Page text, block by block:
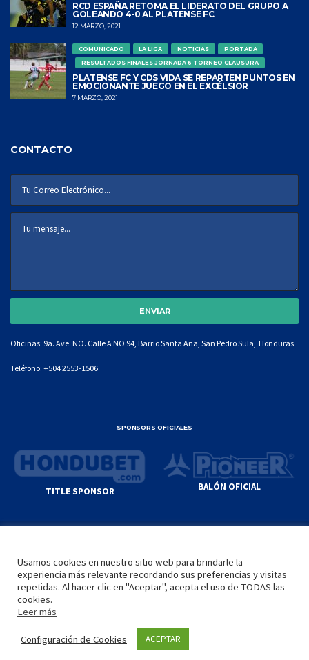
RCD ESPAÑA RETOMA EL LIDERATO DEL GRUPO A
GOLEANDO 4-0 AL PLATENSE FC
12 MARZO, 2021
COMUNICADO LA LIGA NOTICIAS
PORTADA
RESULTADOS FINALES JORNADA 6 TORNEO CLAUSURA
PLATENSE FC Y CDS VIDA SE REPARTEN PUNTOS EN
EMOCIONANTE JUEGO EN EL EXCÉLSIOR
7 MARZO, 2021
CONTACTO
Oficinas: 9a. Ave. NO. Calle A NO 94, Barrio Santa Ana, San Pedro Sula, Honduras
Teléfono: +504 2553-1506
SPONSORS OFICIALES
TITLE SPONSOR BALÓN OFICIAL
YOUTUBE TERMS OF SERVICE
PRIVACY POLICY
POLÍTICA DE PRIVACIDAD
INICIO
by
Usamos cookies en nuestro sitio web para brindarle la
experiencia más relevante recordando sus preferencias y visitas
repetidas. Al hacer clic en "Aceptar", acepta el uso de TODAS las
cookies.
Leer más
Configuración de Cookies ACEPTAR